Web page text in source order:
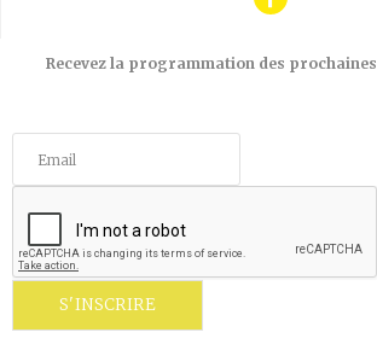
Recevez la programmation des